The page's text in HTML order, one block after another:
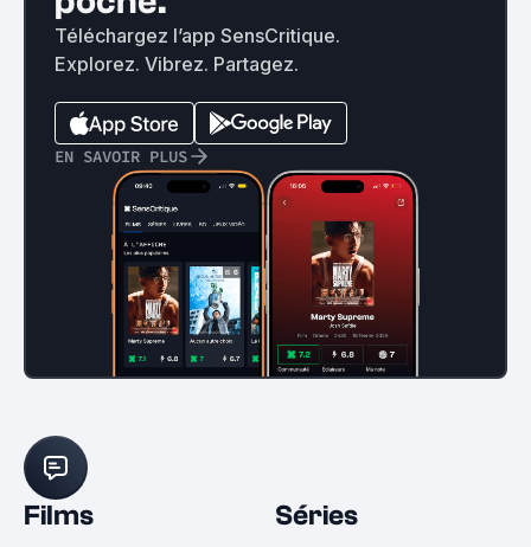
Téléchargez l’app SensCritique.
Explorez. Vibrez. Partagez.
EN SAVOIR PLUS
Films Séries